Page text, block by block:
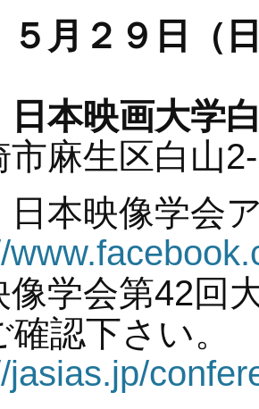
５月２９日（
日本映画大学
市麻生区白山
日本映像学会
像学会第42回
認下さい。
jasias.jp/